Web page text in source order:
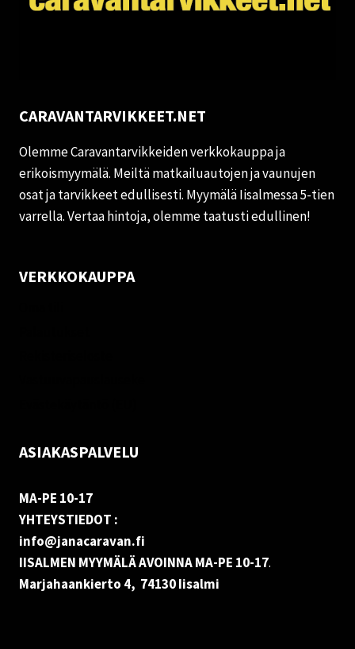
CARAVANTARVIKKEET.NET
Olemme Caravantarvikkeiden verkkokauppa ja
erikoismyymälä. Meiltä matkailuautojen ja vaunujen
osat ja tarvikkeet edullisesti. Myymälä Iisalmessa 5-tien
varrella. Vertaa hintoja, olemme taatusti edullinen!
VERKKOKAUPPA
ASIAKASPALVELU
MA-PE 10-17
YHTEYSTIEDOT :
info@janacaravan.fi
IISALMEN MYYMÄLÄ AVOINNA MA-PE 10-17.
Marjahaankierto 4, 74130 Iisalmi